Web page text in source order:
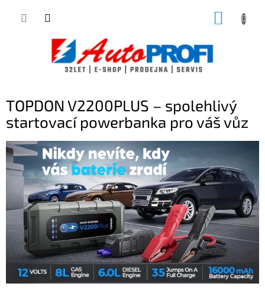
TOPDON V2200PLUS – spolehlivý
startovací powerbanka pro váš vůz